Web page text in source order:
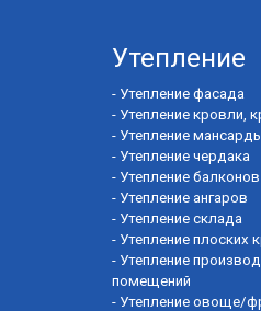
Утепление
- Утепление фасада
- Утепление кровли,
- Утепление
- Утепление чердака
- Утепление
- Утепление ангаров
- Утепление склада
- Утепление плоских
- Утепление
помещений
- Утепление овоще/